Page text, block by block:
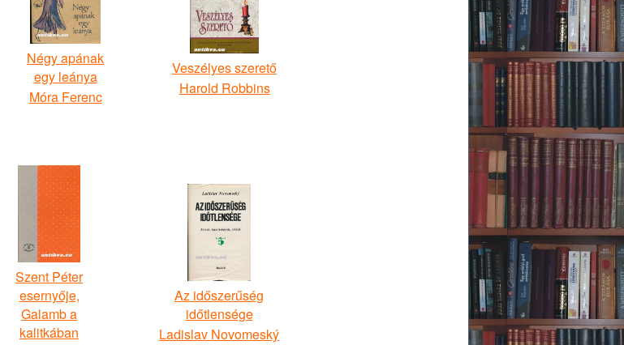
Négy apának
egy leánya
Móra Ferenc
Veszélyes szerető
Harold Robbins
Szent Péter
esernyője,
Galamb a
kalitkában
Az időszerűség
időtlensége
Ladislav Novomeský